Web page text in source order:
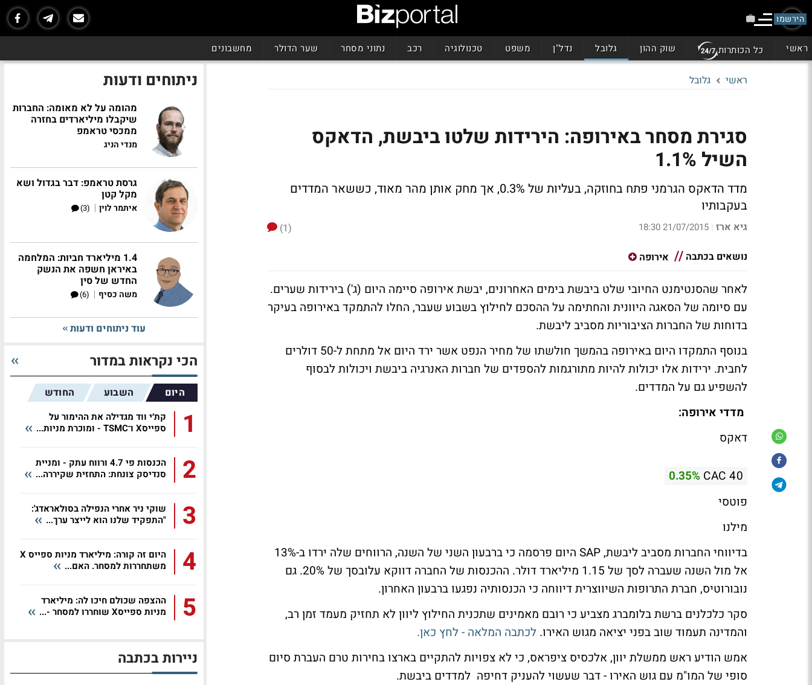
הירשמו
ראשי כל הכותרות שוק ההון גלובל נדל"ן משפט טכנולוגיה רכב נתוני מסחר שער הדולר מחשבונים
ראשי גלובל
סגירת מסחר באירופה: הירידות שלטו ביבשת, הדאקס
השיל 1.1%
מדד הדאקס הגרמני פתח בחוזקה, בעליות של 0.3%, אך מחק אותן מהר מאוד, כששאר המדדים
בעקבותיו
גיא ארז |
21/07/2015 18:30
(1)
נושאים בכתבה
אירופה
לאחר שהסנטימנט החיובי שלט ביבשת בימים האחרונים, יבשת אירופה סיימה היום (ג') בירידות שערים.
עם סיומה של הסאגה היוונית והחתימה על ההסכם לחילוץ בשבוע שעבר, החלו להתמקד באירופה בעיקר
בדוחות של החברות הציבוריות מסביב ליבשת.
בנוסף התמקדו היום באירופה בהמשך חולשתו של מחיר הנפט אשר ירד היום אל מתחת ל-50 דולרים
לחבית. ירידות אלו יכולות להיות מתורגמות להספדים של חברות האנרגיה ביבשת ויכולות לבסוף
להשפיע גם על המדדים.
מדדי אירופה:
דאקס
CAC 40
0.35%
פוטסי
מילנו
בדיווחי החברות מסביב ליבשת, SAP היום פרסמה כי ברבעון השני של השנה, הרווחים שלה ירדו ב-13%
אל מול השנה שעברה לסך של 1.15 מיליארד דולר. ההכנסות של החברה דווקא עלובסך של 20%. גם
נובורוטיס, חברת התרופות השיווצרית דיווחה כי הכנסותיה נפגעו ברבעון האחרון.
סקר כלכלנים ברשת בלומברג מצביע כי רובם מאמינים שתכנית החילוץ ליוון לא תחזיק מעמד זמן רב,
והמדינה תעמוד שוב בפני יציאה מגוש האירו. לכתבה המלאה - לחץ כאן.
אמש הודיע ראש ממשלת יוון, אלכסיס ציפראס, כי לא צפויות להתקיים בארצו בחירות טרם העברת סיום
סופי של המו"מ עם גוש האירו - דבר שעשוי להעניק דחיפה למדדים ביבשת.
ניתוחים ודעות
מהומה על לא מאומה: החברות
שיקבלו מיליארדים בחזרה
ממכסי טראמפ
מנדי הניג
גרסת טראמפ: דבר בגדול ושא
מקל קטן
איתמר לוין |
(3)
1.4 מיליארד חביות: המלחמה
באיראן חשפה את הנשק
החדש של סין
משה כסיף |
(6)
עוד ניתוחים ודעות
הכי נקראות במדור
היום השבוע החודש
1
קת׳י ווד מגדילה את ההימור על
ספייסX ו־TSMC - ומוכרת מניות...
2
הכנסות פי 4.7 ורווח עתק - ומניית
סנדיסק צונחת: התחזית שקיררה...
3
שוקי ניר אחרי הנפילה בסולאראדג':
"התפקיד שלנו הוא לייצר ערך...
4
היום זה קורה: מיליארד מניות ספייס X
משתחררות למסחר. האם...
5
ההצפה שכולם חיכו לה: מיליארד
מניות ספייסX שוחררו למסחר -...
ניירות בכתבה